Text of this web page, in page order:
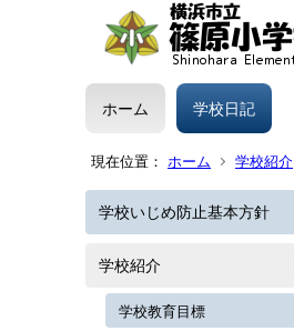
ホーム 学校日記
現在位置： ホーム 学校紹介
学校いじめ防止基本方針
学校紹介
学校教育目標